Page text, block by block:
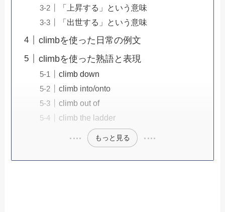
「上昇する」という意味
「出世する」という意味
climbを使った日常の例文
climbを使った熟語と表現
climb down
climb into/onto
climb out of
climb the ladder
もっと見る